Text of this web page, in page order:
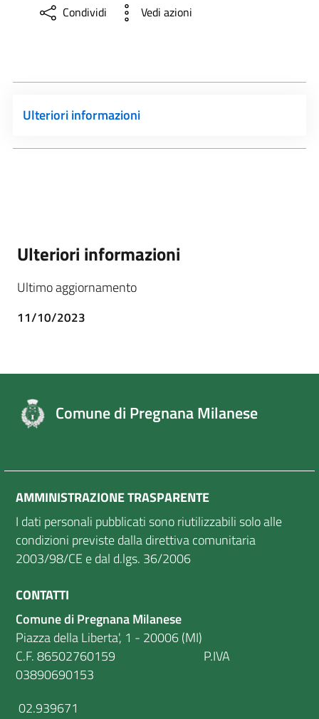
Condividi Vedi azioni
Ulteriori informazioni
Ulteriori informazioni
Ultimo aggiornamento
11/10/2023
Comune di Pregnana Milanese
AMMINISTRAZIONE TRASPARENTE
I dati personali pubblicati sono riutilizzabili solo alle
condizioni previste dalla direttiva comunitaria
2003/98/CE e dal d.lgs. 36/2006
CONTATTI
Comune di Pregnana Milanese
Piazza della Liberta', 1 - 20006 (MI)
C.F. 86502760159 P.IVA
03890690153
02.939671